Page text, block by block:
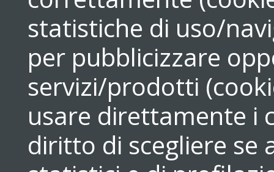
statistiche di uso/
per pubblicizzare
servizi/prodotti
usare direttamente i
diritto di scegliere se